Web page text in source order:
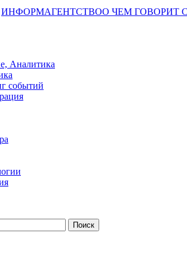
ИНФОРМАГЕНТСТВОО ЧЕМ ГОВОРИТ
Аналитика
событий